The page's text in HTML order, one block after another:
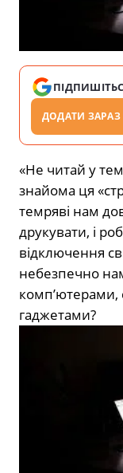
ДОДАТИ ЗАРАЗ
«Не читай у
знайома ця
темряві нам
друкувати, і
відключення
небезпечно
гаджетами?